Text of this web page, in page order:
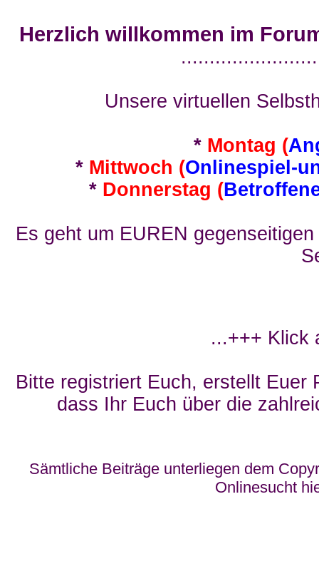
Herzlich willkommen im
Unsere virtuellen
* Montag (
* Mittwoch (Onlinespiel-
* Donnerstag (
Es geht um EUREN
...+++ Klick
Bitte registriert Euch, erstellt Euer
dass Ihr Euch über die
Sämtliche Beiträge unterliegen dem
Onlinesucht